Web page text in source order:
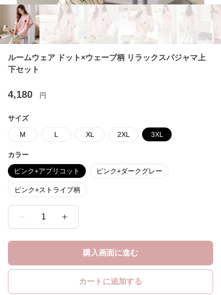
ルームウェア ドット×ウェーブ柄 リラックスパジャマ上
下セット
4,180 円
サイズ
M L XL 2XL 3XL
カラー
ピンク+アプリコット ピンク+ダークグレー
ピンク+ストライプ柄
1
購入画面に進む
カートに追加する